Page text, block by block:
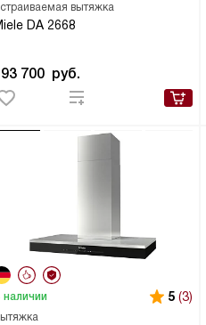
вытяжка
DA 2668
700 руб.
наличии 5 (3)